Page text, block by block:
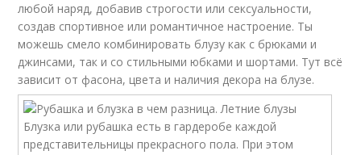
любой наряд, добавив строгости или сексуальности,
создав спортивное или романтичное настроение. Ты
можешь смело комбинировать блузу как с брюками и
джинсами, так и со стильными юбками и шортами. Тут всё
зависит от фасона, цвета и наличия декора на блузе.